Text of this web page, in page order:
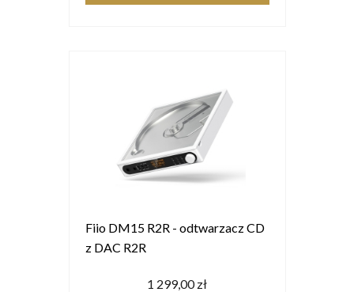
Fiio DM15 R2R - odtwarzacz CD
z DAC R2R
1 299,00 zł